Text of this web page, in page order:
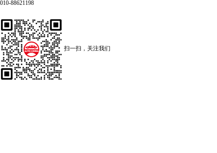
010-88621198
扫一扫，关注我们